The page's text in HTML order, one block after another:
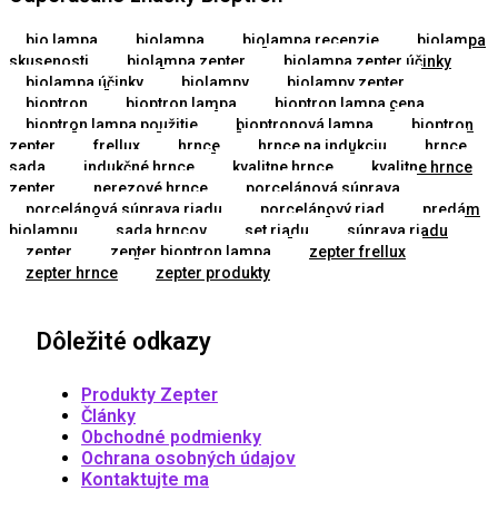
bio lampa biolampa biolampa recenzie
biolampa
skusenosti
biolampa zepter
biolampa zepter účinky
biolampa účinky
biolampy
biolampy zepter
bioptron
bioptron lampa
bioptron lampa cena
bioptron lampa použitie
bioptronová lampa
bioptron
zepter
frellux hrnce hrnce na indukciu
hrnce
sada
indukčné hrnce kvalitne hrnce
kvalitne hrnce
zepter
nerezové hrnce
porcelánová súprava
porcelánová súprava riadu
porcelánový riad
predám
biolampu
sada hrncov set riadu
súprava riadu
zepter
zepter bioptron lampa
zepter frellux
zepter hrnce
zepter produkty
Dôležité odkazy
Produkty Zepter
Články
Obchodné podmienky
Ochrana osobných údajov
Kontaktujte ma